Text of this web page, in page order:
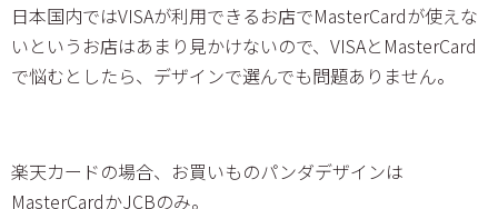
日本国内ではVISAが利用できるお店でMasterCardが使えな
いというお店はあまり見かけないので、VISAとMasterCard
で悩むとしたら、デザインで選んでも問題ありません。
楽天カードの場合、お買いものパンダデザインは
MasterCardかJCBのみ。